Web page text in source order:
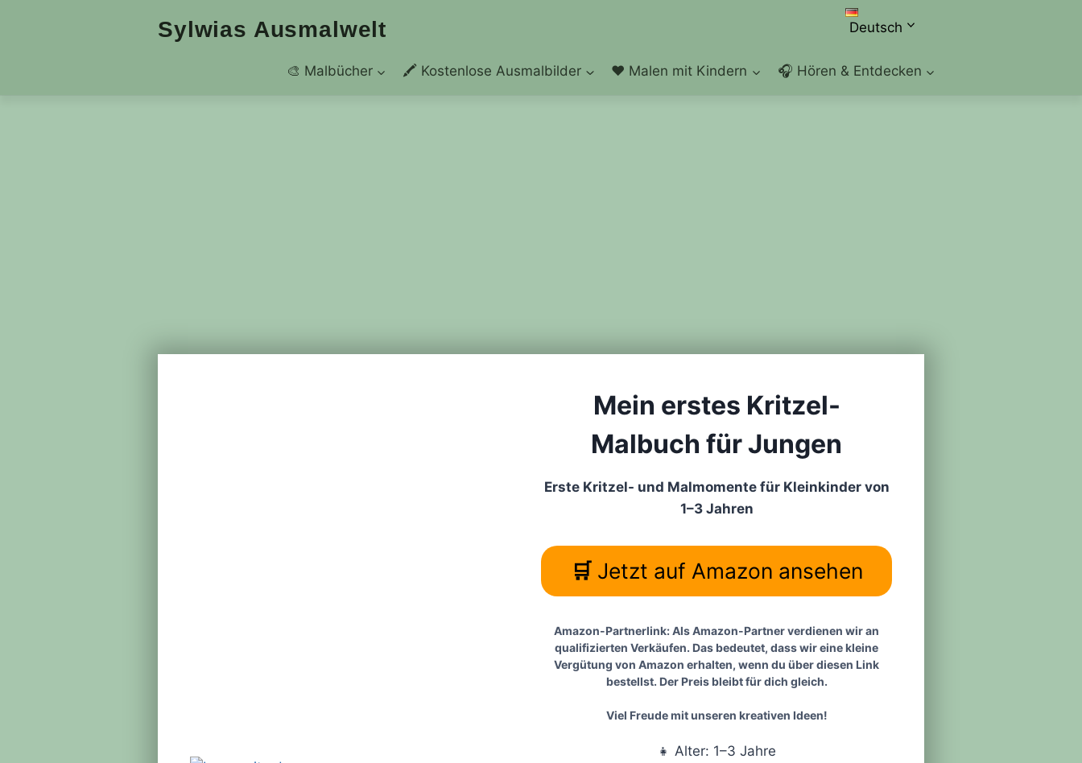
Sylwias Ausmalwelt Deutsch
🎨 Malbücher 🖍️ Kostenlose Ausmalbilder ❤️ Malen mit Kindern 🎧 Hören & Entdecken
Mein erstes Kritzel-
Malbuch für Jungen
Erste Kritzel- und Malmomente für Kleinkinder von
1–3 Jahren
🛒Jetzt auf Amazon ansehen
Amazon-Partnerlink: Als Amazon-Partner verdienen wir an
qualifizierten Verkäufen. Das bedeutet, dass wir eine kleine
Vergütung von Amazon erhalten, wenn du über diesen Link
bestellst. Der Preis bleibt für dich gleich.
Viel Freude mit unseren kreativen Ideen!
👧 Alter: 1–3 Jahre